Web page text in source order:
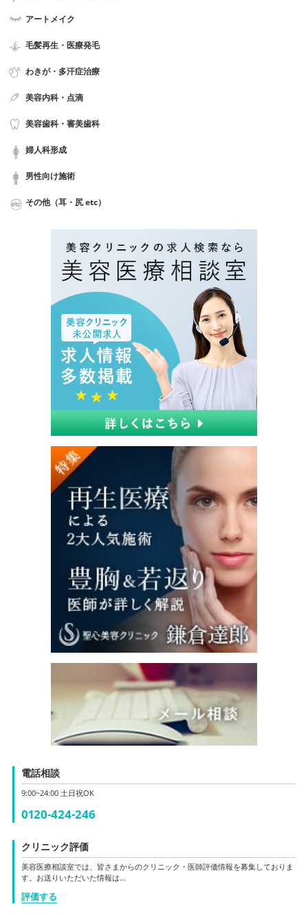
アートメイク
毛髪再生・医療発毛
わきが・多汗症治療
美容内科・点滴
美容歯科・審美歯科
婦人科形成
男性向け施術
その他（耳・尻 etc）
電話相談
9:00~24:00 土日祝OK
0120-424-246
クリニック評価
美容医療相談室では、皆さまからのクリニック・医師評価情報を募集しておりま
す。お送りいただいた情報は…
評価する